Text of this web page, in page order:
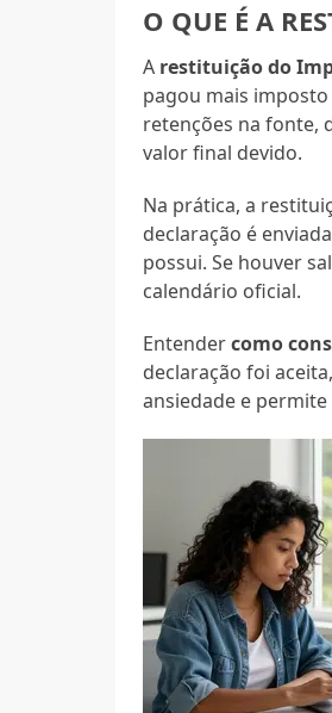
O QUE É A
A restituição do
pagou mais
retenções na fonte,
valor final devido.
Na prática, a
declaração é
possui. Se houver
calendário oficial.
Entendercomo
declaração foi
ansiedade e